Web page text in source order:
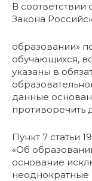
В соответствии
Закона
образовании»
обучающихся,
указаны в
данные
противоречить
Пункт 7 статьи
«Об
основание
неоднократные